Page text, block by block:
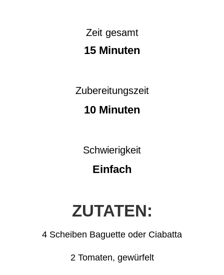
Zeit gesamt
15 Minuten
Zubereitungszeit
10 Minuten
Schwierigkeit
Einfach
ZUTATEN:
4 Scheiben Baguette oder Ciabatta
2 Tomaten, gewürfelt